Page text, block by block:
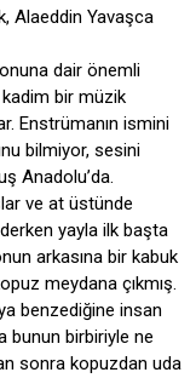
Alaeddin Yavaşca
dair önemli
bir müzik
Enstrümanın ismini
bilmiyor, sesini
Anadolu’da.
ve at üstünde
yayla ilk başta
arkasına bir kabuk
meydana çıkmış.
benzediğine insan
bunun birbiriyle ne
sonra kopuzdan uda